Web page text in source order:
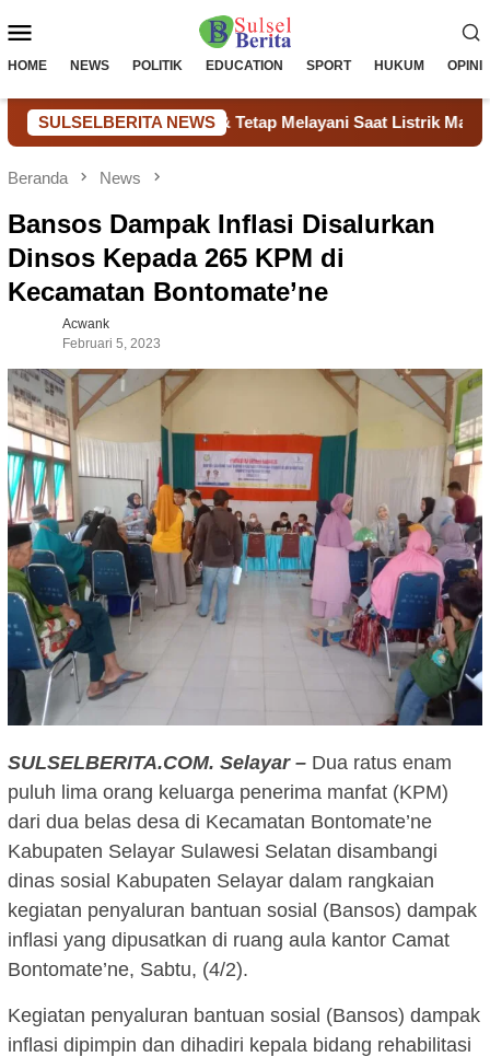
ke
Mobile
HOME NEWS POLITIK EDUCATION SPORT HUKUM OPINI
SULSELBERITA NEWS
Hemat Biaya & Tetap Melayani Saat Listrik Mati
Beranda News
Bansos Dampak Inflasi Disalurkan
Dinsos Kepada 265 KPM di
Kecamatan Bontomate’ne
Acwank
Februari 5, 2023
SULSELBERITA.COM. Selayar – Dua ratus enam
puluh lima orang keluarga penerima manfat (KPM)
dari dua belas desa di Kecamatan Bontomate’ne
Kabupaten Selayar Sulawesi Selatan disambangi
dinas sosial Kabupaten Selayar dalam rangkaian
kegiatan penyaluran bantuan sosial (Bansos) dampak
inflasi yang dipusatkan di ruang aula kantor Camat
Bontomate’ne, Sabtu, (4/2).
Kegiatan penyaluran bantuan sosial (Bansos) dampak
inflasi dipimpin dan dihadiri kepala bidang rehabilitasi